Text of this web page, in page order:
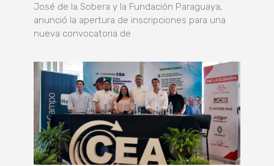
José de la Sobera y la Fundación Paraguaya,
anunció la apertura de inscripciones para una
nueva convocatoria de